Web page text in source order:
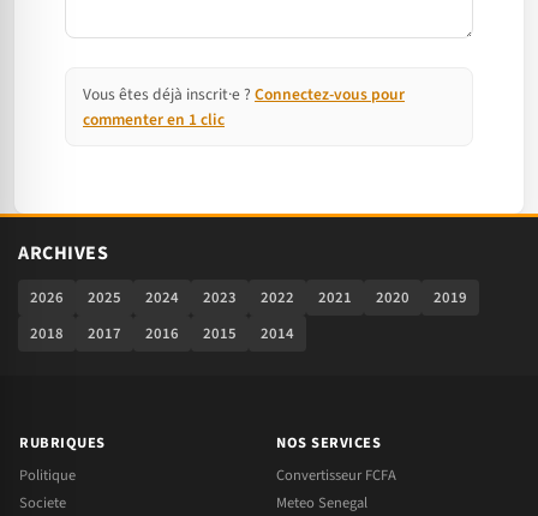
Vous êtes déjà inscrit·e ? Connectez-vous pour
commenter en 1 clic
ARCHIVES
2026 2025 2024 2023 2022 2021 2020
2019
2018
2017 2016 2015 2014
RUBRIQUES
Politique
Societe
NOS SERVICES
Convertisseur FCFA
Meteo Senegal